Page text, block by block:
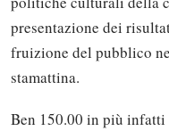
presentazione dei
fruizione del pubblico
stamattina.
Ben 150.00 in più